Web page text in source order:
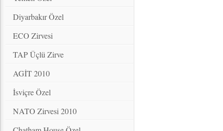
Diyarbakır Özel
ECO Zirvesi
TAP Üçlü Zirve
AGİT 2010
İsviçre Özel
NATO Zirvesi 2010